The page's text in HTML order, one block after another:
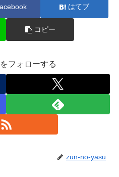
はてブ
コピー
フォローする
zun-no-yasu